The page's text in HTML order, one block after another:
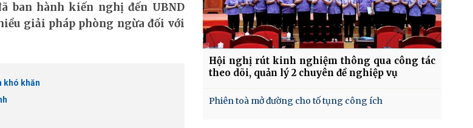
ban hành kiến nghị đến UBND
giải pháp phòng ngừa đối với
khó khăn
Hội nghị rút kinh nghiệm thông qua công tác
theo dõi, quản lý 2 chuyên đề nghiệp vụ
Phiên toà mở đường cho tố tụng công ích